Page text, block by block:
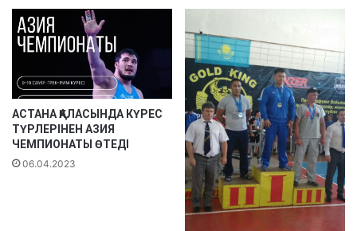
а
о
р
л
д
ы
и
н
ө
з
г
е
р
АСТАНА ҚАЛАСЫНДА КҮРЕС
ТҮРЛЕРІНЕН АЗИЯ
ЧЕМПИОНАТЫ ӨТЕДІ
06.04.2023